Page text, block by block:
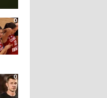
0
0